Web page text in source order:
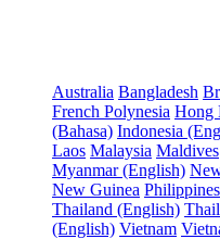
Australia Bangladesh
French Polynesia Hong
(Bahasa) Indonesia
Laos Malaysia Maldives
Myanmar (English)
New Guinea Philippines
Thailand (English)
(English) Vietnam